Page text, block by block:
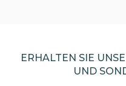
ERHALTEN SIE
UND